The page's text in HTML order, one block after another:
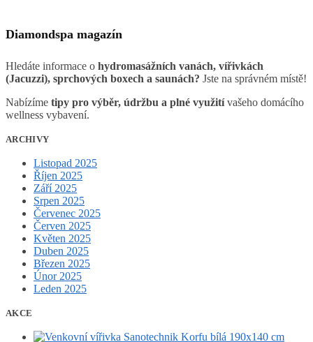
Diamondspa magazín
Hledáte informace o hydromasážních vanách, vířivkách
(Jacuzzi), sprchových boxech a saunách? Jste na správném místě!
Nabízíme tipy pro výběr, údržbu a plné využitívašeho domácího
wellness vybavení.
ARCHIVY
Listopad 2025
Říjen 2025
Září 2025
Srpen 2025
Červenec 2025
Červen 2025
Květen 2025
Duben 2025
Březen 2025
Únor 2025
Leden 2025
AKCE